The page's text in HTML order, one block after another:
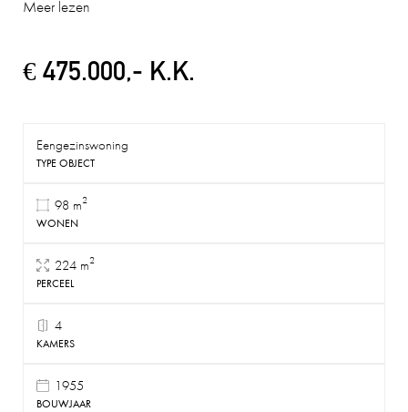
Meer lezen
€ 475.000,- K.K.
Eengezinswoning
TYPE OBJECT
98 m2
WONEN
224 m2
PERCEEL
4
KAMERS
1955
BOUWJAAR